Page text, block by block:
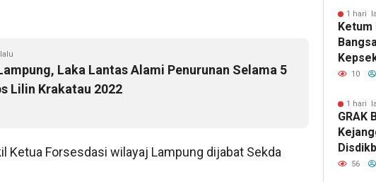
Laka Lantas Alami Penurunan Selama 5
Lilin Krakatau 2022
Ketua Forsesdasi wilayaj Lampung dijabat Sekda
1 hari
Ketum
BOS
10
1 hari
GRAK
56